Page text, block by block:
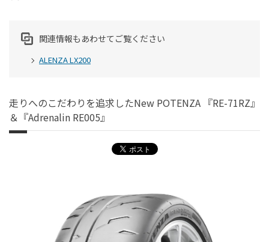
関連情報もあわせてご覧ください
ALENZA LX200
走りへのこだわりを追求したNew POTENZA 『RE-71RZ』
＆『Adrenalin RE005』